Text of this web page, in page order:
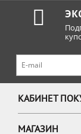
КАБИНЕТ
МАГАЗИН